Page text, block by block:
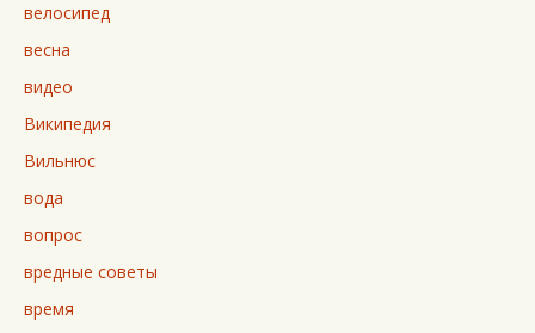
велосипед
весна
видео
Википедия
Вильнюс
вода
вопрос
вредные советы
время